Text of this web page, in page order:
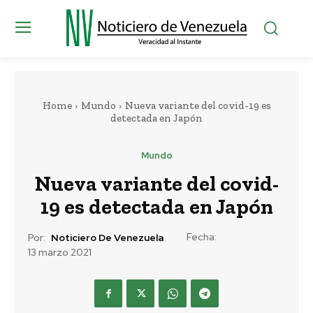
Home Mundo
Nueva variante del covid-19 es
detectada en Japón
Mundo
Nueva variante del covid-
19 es detectada en Japón
Por: Noticiero De Venezuela
Fecha:
13 marzo 2021